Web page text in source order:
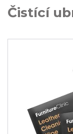
Čistící